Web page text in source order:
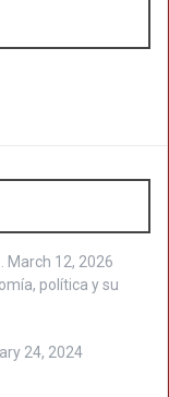
March 12, 2026
política y su
24, 2024